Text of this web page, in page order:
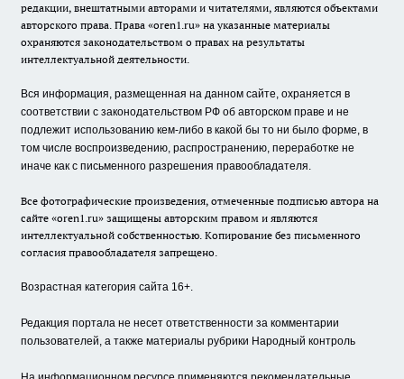
редакции, внештатными авторами и читателями, являются объектами
авторского права. Права «oren1.ru» на указанные материалы
охраняются законодательством о правах на результаты
интеллектуальной деятельности.
Вся информация, размещенная на данном сайте, охраняется в
соответствии с законодательством РФ об авторском праве и не
подлежит использованию кем-либо в какой бы то ни было форме, в
том числе воспроизведению, распространению, переработке не
иначе как с письменного разрешения правообладателя.
Все фотографические произведения, отмеченные подписью автора на
сайте «oren1.ru» защищены авторским правом и являются
интеллектуальной собственностью. Копирование без письменного
согласия правообладателя запрещено.
Возрастная категория сайта 16+.
Редакция портала не несет ответственности за комментарии
пользователей, а также материалы рубрики Народный контроль